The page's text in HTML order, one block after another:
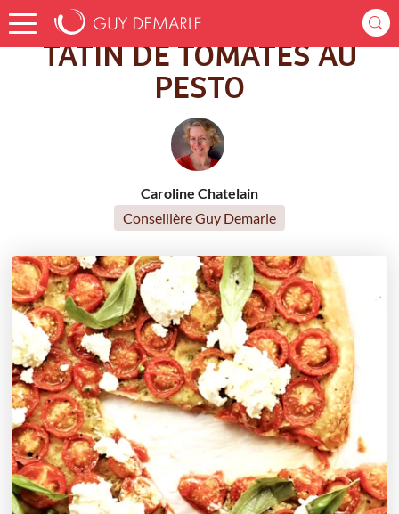
Accueil Recettes TATIN DE TOMATES AU PESTO
TATIN DE TOMATES AU
PESTO
Caroline Chatelain
Conseillère Guy Demarle